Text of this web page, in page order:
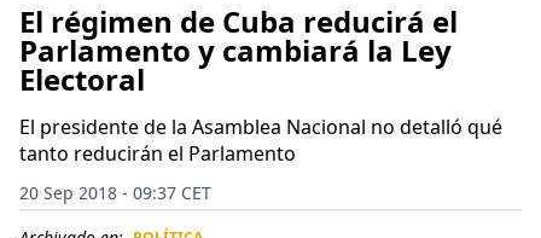
El régimen de Cuba reducirá el
Parlamento y cambiará la Ley
Electoral
El presidente de la Asamblea Nacional no detalló qué
tanto reducirán el Parlamento
20 Sep 2018 - 09:37 CET